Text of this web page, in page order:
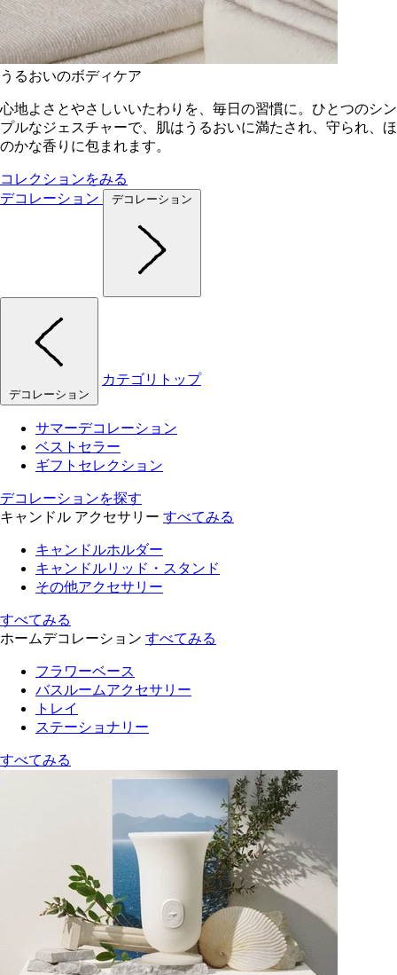
うるおいのボディケア
心地よさとやさしいいたわりを、毎日の習慣に。ひとつのシン
プルなジェスチャーで、肌はうるおいに満たされ、守られ、ほ
のかな香りに包まれます。
コレクションをみる
デコレーション
デコレーション
デコレーション
カテゴリトップ
サマーデコレーション
ベストセラー
ギフトセレクション
デコレーションを探す
キャンドル アクセサリー すべてみる
キャンドルホルダー
キャンドルリッド・スタンド
その他アクセサリー
すべてみる
ホームデコレーション すべてみる
フラワーベース
バスルームアクセサリー
トレイ
ステーショナリー
すべてみる